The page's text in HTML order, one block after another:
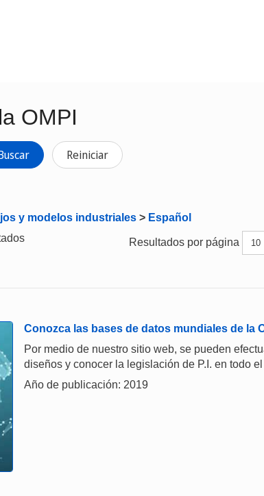
OMPI
Reiniciar
y modelos industriales > Español
Resultados por página
Conozca las bases de datos mundiales de la
Por medio de nuestro sitio web, se pueden
diseños y conocer la legislación de P.I. en todo
Año de publicación: 2019